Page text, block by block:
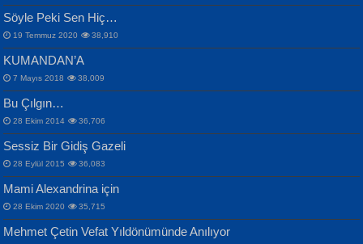
İPEK ACAR SERT
Gazze’nin Şecaati, Ümmetin İmtihanı...
Mescid-i Aksâ Üstüne Ay!...
Selahattin Yıldız
İdrakimle Üşürken...
ERDEM BAYAZIT
Sana, Bana, Vatanıma, Ülkemin
İnsanlarına Dair...
Söyle Peki Sen Hiç…
19 Temmuz 2020 38,910
KUMANDAN’A
7 Mayıs 2018 38,009
Bu Çılgın…
28 Ekim 2014 36,706
Sessiz Bir Gidiş Gazeli
28 Eylül 2015 36,083
Mami Alexandrina için
28 Ekim 2020 35,715
Mehmet Çetin Vefat Yıldönümünde Anılıyor